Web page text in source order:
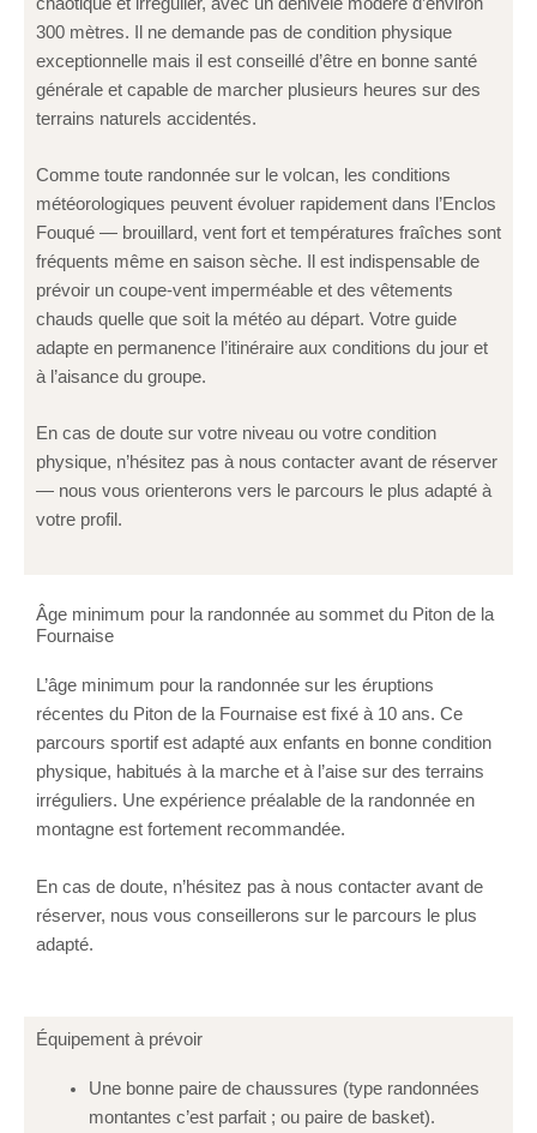
300 mètres. Il ne demande pas de condition physique
exceptionnelle mais il est conseillé d’être en bonne santé
générale et capable de marcher plusieurs heures sur des
terrains naturels accidentés.
Comme toute randonnée sur le volcan, les conditions
météorologiques peuvent évoluer rapidement dans l’Enclos
Fouqué — brouillard, vent fort et températures fraîches sont
fréquents même en saison sèche. Il est indispensable de
prévoir un coupe-vent imperméable et des vêtements
chauds quelle que soit la météo au départ. Votre guide
adapte en permanence l’itinéraire aux conditions du jour et
à l’aisance du groupe.
En cas de doute sur votre niveau ou votre condition
physique, n’hésitez pas à nous contacter avant de réserver
— nous vous orienterons vers le parcours le plus adapté à
votre profil.
Âge minimum pour la randonnée au sommet du Piton de la
Fournaise
L’âge minimum pour la randonnée sur les éruptions
récentes du Piton de la Fournaise est fixé à 10 ans. Ce
parcours sportif est adapté aux enfants en bonne condition
physique, habitués à la marche et à l’aise sur des terrains
irréguliers. Une expérience préalable de la randonnée en
montagne est fortement recommandée.
En cas de doute, n’hésitez pas à nous contacter avant de
réserver, nous vous conseillerons sur le parcours le plus
adapté.
Équipement à prévoir
Une bonne paire de chaussures (type randonnées
montantes c’est parfait ; ou paire de basket).